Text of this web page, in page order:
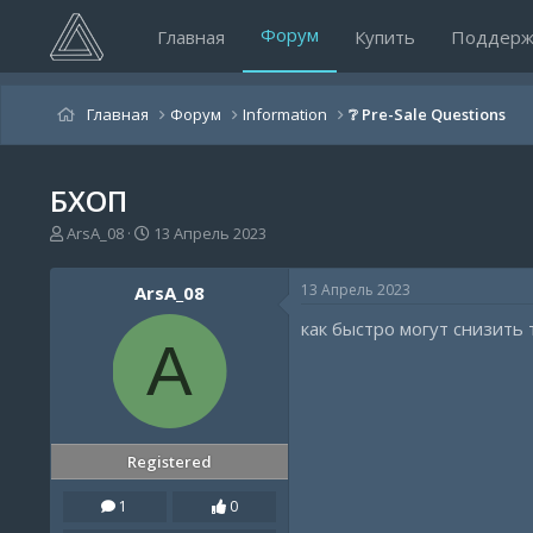
Главная Форум Купить
Главная Форум Information ❔ Pre-Sale Questions
БХОП
А
т
ArsA_08
Д
т
а
н
ч
а
а
13 Апрель 2023
ArsA_08
A
Registered
1
0
13 Апрель 2023
как быстро могут